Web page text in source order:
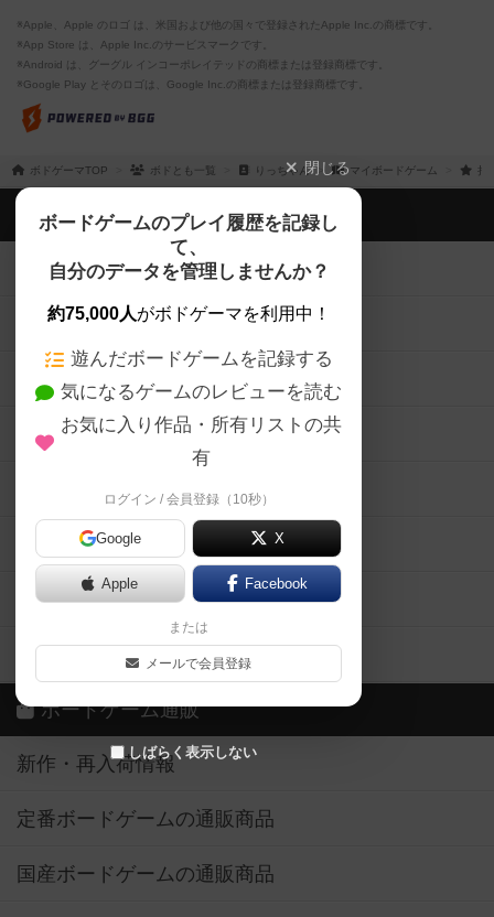
※Apple、Apple のロゴ は、米国および他の国々で登録されたApple Inc.の商標です。
※App Store は、Apple Inc.のサービスマークです。
※Android は、グーグル インコーポレイテッドの商標または登録商標です。
※Google Play とそのロゴは、Google Inc.の商標または登録商標です。
ボドゲーマTOP ボドとも一覧 りっちゃん マイボードゲーム 持
閉じる
ボードゲームのプレイ履歴を記録し
て、
自分のデータを管理しませんか？
約75,000人がボドゲーマを利用中！
遊んだボードゲームを記録する
気になるゲームのレビューを読む
お気に入り作品・所有リストの共
有
ログイン / 会員登録（10秒）
Google X
Apple Facebook
または
メールで会員登録
しばらく表示しない
ボドゲーマTOP
ボードゲームを検索する
ボードゲームの新着レビュー
ボードゲーム会情報
メカニクス特集
掲示板・トピックス
ボドとも・会員一覧
ボードゲーム業界コラム
ボドゲーマご利用案内
ボードゲーム通販
新作・再入荷情報
定番ボードゲームの通販商品
国産ボードゲームの通販商品